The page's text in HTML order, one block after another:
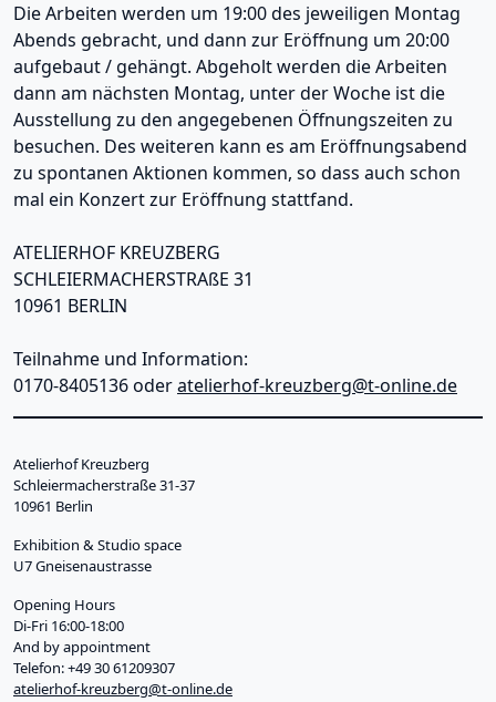
Upcoming
Archive
About
Atelierhof Kreuzberg
Schleiermacherstraße 31-37
10961 Berlin
Exhibition & Studio space
U7 Gneisenaustrasse
Opening Hours
Di-Fri 16:00-18:00
And by appointment
Telefon: +49 30 61209307
atelierhof-kreuzberg@t-online.de
Die Arbeiten werden um 19:00 des jeweiligen Montag
Abends gebracht, und dann zur Eröffnung um 20:00
aufgebaut / gehängt. Abgeholt werden die Arbeiten
dann am nächsten Montag, unter der Woche ist die
Ausstellung zu den angegebenen Öffnungszeiten zu
besuchen. Des weiteren kann es am Eröffnungsabend
zu spontanen Aktionen kommen, so dass auch schon
mal ein Konzert zur Eröffnung stattfand.
ATELIERHOF KREUZBERG
SCHLEIERMACHERSTRAßE 31
10961 BERLIN
Teilnahme und Information:
0170-8405136 oderatelierhof-kreuzberg@t-online.de